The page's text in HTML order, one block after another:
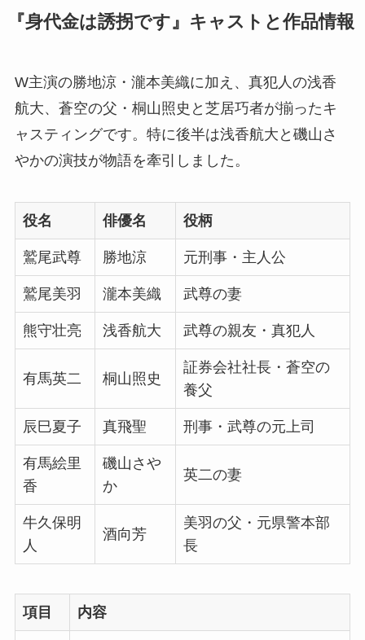
『身代金は誘拐です』キャストと作品情報
W主演の勝地涼・瀧本美織に加え、真犯人の浅香
航大、蒼空の父・桐山照史と芝居巧者が揃ったキ
ャスティングです。特に後半は浅香航大と磯山さ
やかの演技が物語を牽引しました。
役名 俳優名 役柄
鷲尾武尊 勝地涼 元刑事・主人公
鷲尾美羽 瀧本美織 武尊の妻
熊守壮亮 浅香航大 武尊の親友・真犯人
有馬英二 桐山照史
証券会社社長・蒼空の
養父
辰巳夏子 真飛聖 刑事・武尊の元上司
有馬絵里
香
磯山さや
か
英二の妻
牛久保明
人
酒向芳
美羽の父・元県警本部
長
項目 内容